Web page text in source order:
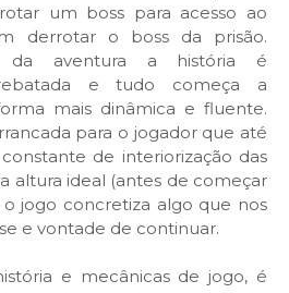
um boss para acesso ao
derrotar o boss da prisão.
da aventura a história é
e tudo começa a
mais dinâmica e fluente.
para o jogador que até
de interiorização das
altura ideal (antes de começar
jogo concretiza algo que nos
e vontade de continuar.
e mecânicas de jogo, é